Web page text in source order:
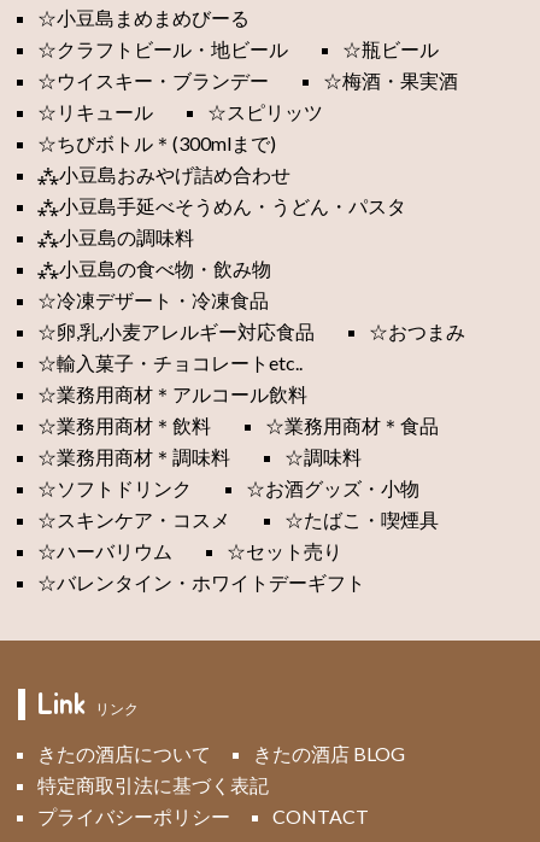
☆小豆島まめまめびーる
☆クラフトビール・地ビール
☆瓶ビール
☆ウイスキー・ブランデー
☆梅酒・果実酒
☆リキュール
☆スピリッツ
☆ちびボトル＊(300mlまで)
⁂小豆島おみやげ詰め合わせ
⁂小豆島手延べそうめん・うどん・パスタ
⁂小豆島の調味料
⁂小豆島の食べ物・飲み物
☆冷凍デザート・冷凍食品
☆卵,乳,小麦アレルギー対応食品
☆おつまみ
☆輸入菓子・チョコレートetc..
☆業務用商材＊アルコール飲料
☆業務用商材＊飲料
☆業務用商材＊食品
☆業務用商材＊調味料
☆調味料
☆ソフトドリンク
☆お酒グッズ・小物
☆スキンケア・コスメ
☆たばこ・喫煙具
☆ハーバリウム
☆セット売り
☆バレンタイン・ホワイトデーギフト
Link リンク
きたの酒店について
きたの酒店 BLOG
特定商取引法に基づく表記
プライバシーポリシー
CONTACT